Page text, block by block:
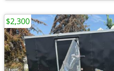
$2,300